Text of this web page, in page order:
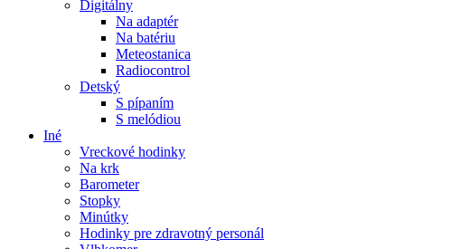
Digitálny
Na adaptér
Na batériu
Meteostanica
Radiocontrol
Detský
S pípaním
S melódiou
Iné
Vreckové hodinky
Na krk
Barometer
Stopky
Minútky
Hodinky pre zdravotný personál